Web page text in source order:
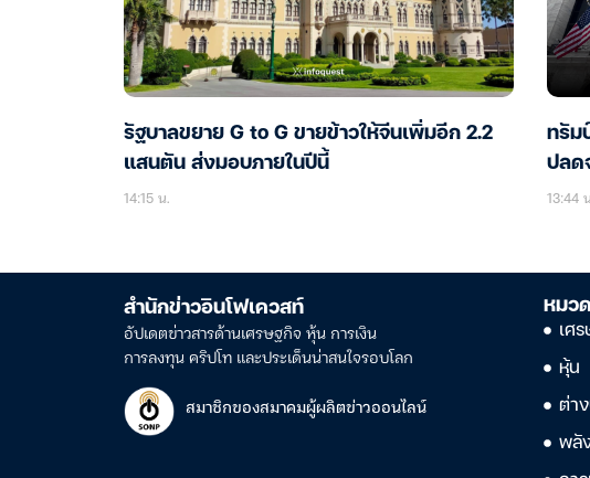
รัฐบาลขยาย G to G ขายข้าวให้จีนเพิ่มอีก 2.2
แสนตัน ส่งมอบภายในปีนี้
14:15 น.
ทรัม
ปลด
13:44
สำนักข่าวอินโฟเควสท์
อัปเดตข่าวสารด้านเศรษฐกิจ หุ้น การเงิน
การลงทุน คริปโท และประเด็นน่าสนใจรอบโลก
สมาชิกของสมาคมผู้ผลิตข่าวออนไลน์
หมว
เศ
หุ้น
ต่าง
พลั